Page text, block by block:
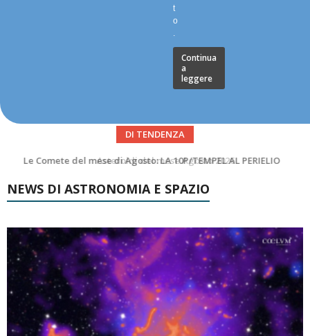
t
o
.
Continua
a
leggere
DI TENDENZA
Asteroidi del mese Agosto 2026
NEWS DI ASTRONOMIA E SPAZIO